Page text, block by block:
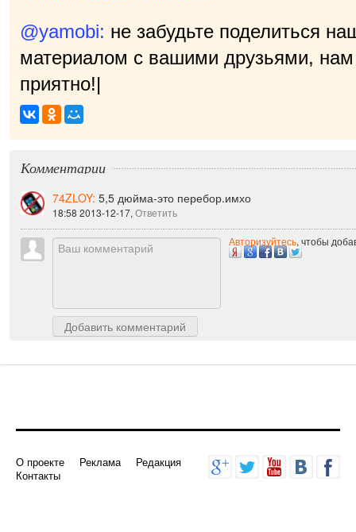
@yamobi: не забудьте поделиться
материалом с вашими друзьями, нам
приятно!|
Комментарии
74ZLOY: 5,5 дюйма-это перебор.имхо
18:58 2013-12-17, Ответить
Добавить комментарий
Авторизуйтесь, чтобы
О проекте Реклама
Редакция
Контакты